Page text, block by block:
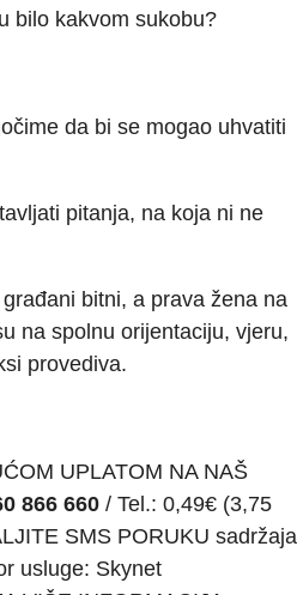
bilo kakvom sukobu?
da bi se mogao uhvatiti
pitanja, na koja ni ne
bitni, a prava žena na
na spolnu orijentaciju, vjeru,
provediva.
UPLATOM NA NAŠ
866 660 / Tel.: 0,49€ (3,75
SMS PORUKU sadržaja
usluge: Skynet